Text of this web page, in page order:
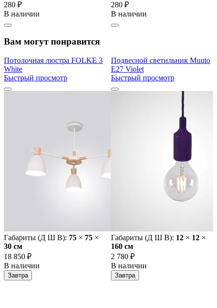
280 ₽
В наличии
280 ₽
В наличии
Вам могут понравится
Потолочная люстра FOLKE 3
White
Быстрый просмотр
Габариты (Д Ш В): 75 × 75 ×
30 cм
18 850 ₽
В наличии
Завтра
Подвесной светильник Muuto
E27 Violet
Быстрый просмотр
Габариты (Д Ш В): 12 × 12 ×
160 cм
2 780 ₽
В наличии
Завтра